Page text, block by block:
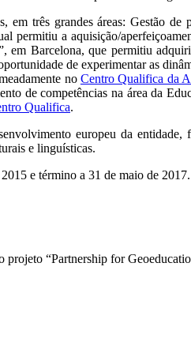
em três grandes áreas: Gestão
permitiu a aquisição/
em Barcelona, que permitiu
de experimentar as
no Centro Qualifica da
de competências na área da
Qualifica.
europeu da
e linguísticas.
e término a 31 de maio de 2017.
“Partnership for